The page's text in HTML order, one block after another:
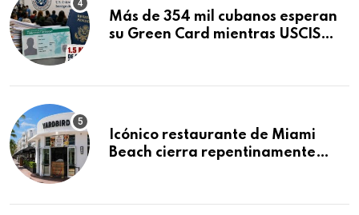
Más de 354 mil cubanos esperan
su Green Card mientras USCIS
Icónico restaurante de Miami
Beach cierra repentinamente